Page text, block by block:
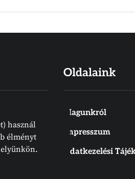
írtak
jön.
Oldalaink
Magunkról
Impresszum
Adatkezelési
használ
élményt